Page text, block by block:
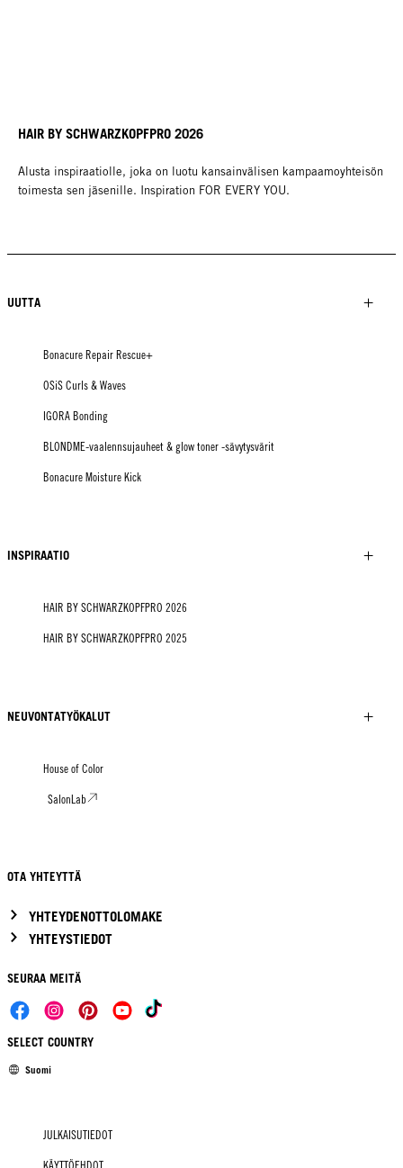
HAIR BY SCHWARZKOPFPRO 2026
Alusta inspiraatiolle, joka on luotu kansainvälisen kampaamoyhteisön
toimesta sen jäsenille. Inspiration FOR EVERY YOU.
UUTTA
Bonacure Repair Rescue+
OSiS Curls & Waves
IGORA Bonding
BLONDME-vaalennsujauheet & glow toner -sävytysvärit
Bonacure Moisture Kick
INSPIRAATIO
HAIR BY SCHWARZKOPFPRO 2026
HAIR BY SCHWARZKOPFPRO 2025
NEUVONTATYÖKALUT
House of Color
SalonLab
OTA YHTEYTTÄ
YHTEYDENOTTOLOMAKE
YHTEYSTIEDOT
SEURAA MEITÄ
SELECT COUNTRY
Suomi
JULKAISUTIEDOT